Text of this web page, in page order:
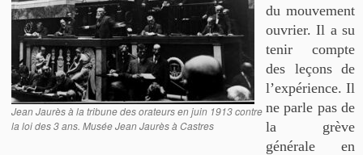
Jean Jaurès à la tribune des orateurs en juin 1913 contre
la loi des 3 ans. Musée Jean Jaurès à Castres
du mouvement
ouvrier. Il a su
tenir compte
des leçons de
l’expérience. Il
ne parle pas de
la grève
générale en